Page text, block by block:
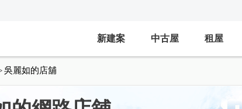
新建案 中古屋 租屋
吳麗如的店舖